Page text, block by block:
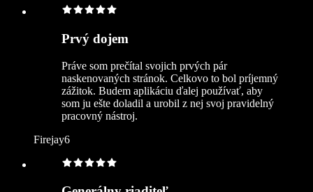
Prvý dojem
Práve som prečítal svojich prvých pár
naskenovaných stránok. Celkovo to bol príjemný
zážitok. Budem aplikáciu ďalej používať, aby
som ju ešte doladil a urobil z nej svoj pravidelný
pracovný nástroj.
Firejay6